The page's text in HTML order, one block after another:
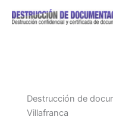
Destrucción de
Villafranca